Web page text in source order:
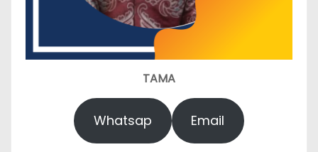
TAMA
Whatsap Email